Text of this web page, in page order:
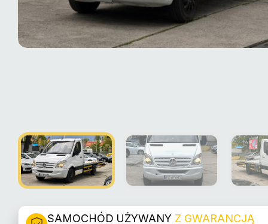
SAMOCHÓD UŻYWANY Z GWARANCJĄ